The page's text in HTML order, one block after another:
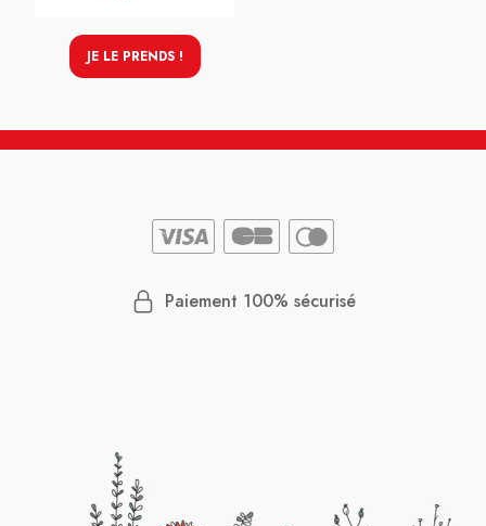
JE LE PRENDS !
Paiement 100% sécurisé